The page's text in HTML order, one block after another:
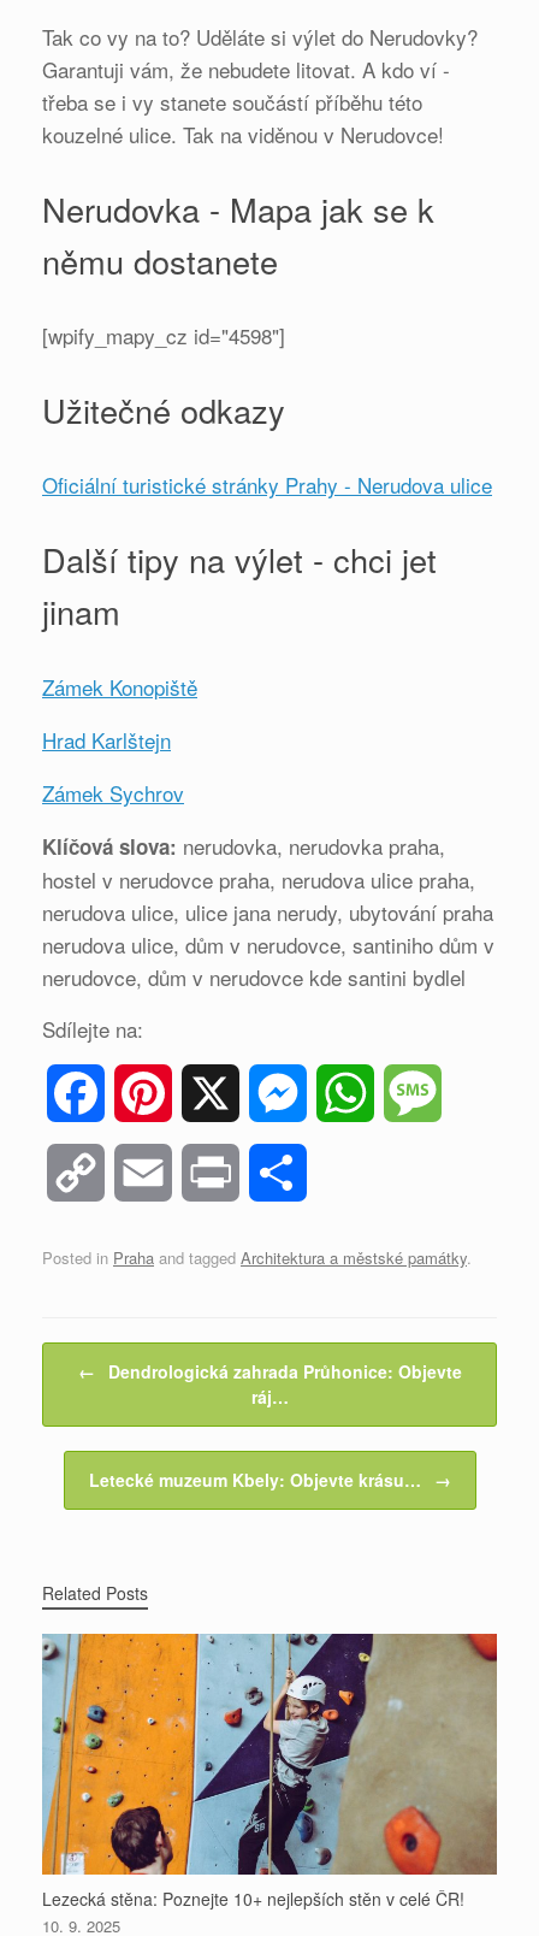
Tak co vy na to? Uděláte si výlet do Nerudovky?
Garantuji vám, že nebudete litovat. A kdo ví -
třeba se i vy stanete součástí příběhu této
kouzelné ulice. Tak na viděnou v Nerudovce!
Nerudovka - Mapa jak se k
němu dostanete
[wpify_mapy_cz id="4598"]
Užitečné odkazy
Oficiální turistické stránky Prahy - Nerudova ulice
Další tipy na výlet - chci jet
jinam
Zámek Konopiště
Hrad Karlštejn
Zámek Sychrov
Klíčová slova: nerudovka, nerudovka praha,
hostel v nerudovce praha, nerudova ulice praha,
nerudova ulice, ulice jana nerudy, ubytování praha
nerudova ulice, dům v nerudovce, santiniho dům v
nerudovce, dům v nerudovce kde santini bydlel
Sdílejte na:
a
e
o
t
r
s
n
e
W
t
A
s
g
y
i
n
i n r
Posted in Praha and tagged Architektura a městské památky.
←
Dendrologická zahrada Průhonice: Objevte
ráj…
Letecké muzeum Kbely: Objevte krásu… →
Related Posts
Lezecká stěna: Poznejte 10+ nejlepších stěn v celé ČR!
10. 9. 2025